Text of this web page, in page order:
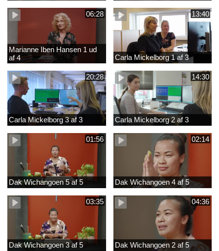
06:28
Marianne Iben Hansen 1 ud
af 4
13:40
Carla Mickelborg 1 af 3
20:28
Carla Mickelborg 3 af 3
14:30
Carla Mickelborg 2 af 3
01:56
Dak Wichangoen 5 af 5
02:14
Dak Wichangoen 4 af 5
03:35
Dak Wichangoen 3 af 5
04:36
Dak Wichangoen 2 af 5